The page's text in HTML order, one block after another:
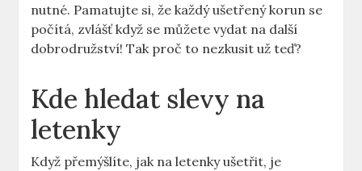
nutné. Pamatujte si, že každý ušetřený korun se
počítá, zvlášť když se můžete vydat na další
dobrodružství! Tak proč to nezkusit už teď?
Kde hledat slevy na
letenky
Když přemýšlíte, jak na letenky ušetřit, je